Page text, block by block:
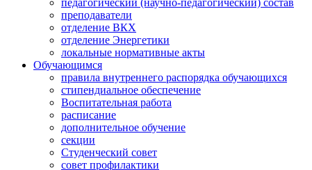
педагогический (научно-педагогический) состав
преподаватели
отделение ВКХ
отделение Энергетики
локальные нормативные акты
Обучающимся
правила внутреннего распорядка обучающихся
стипендиальное обеспечение
Воспитательная работа
расписание
дополнительное обучение
секции
Студенческий совет
совет профилактики